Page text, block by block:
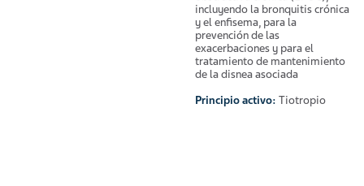
incluyendo la bronquitis crónica
y el enfisema, para la
prevención de las
exacerbaciones y para el
tratamiento de mantenimiento
de la disnea asociada
Principio activo: Tiotropio